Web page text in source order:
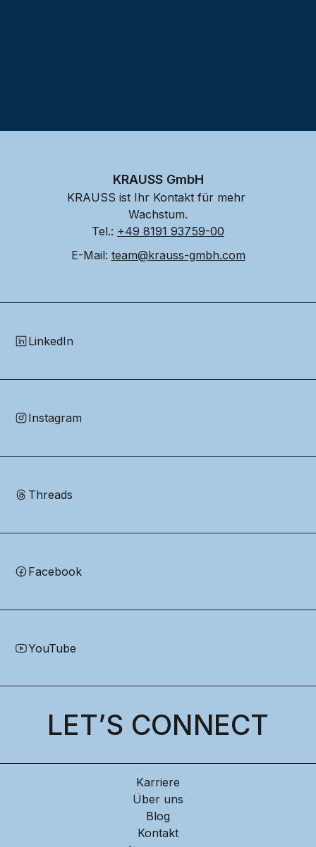
KRAUSS GmbH
KRAUSS ist Ihr Kontakt für mehr
Wachstum.
Tel.: +49 8191 93759-00
E-Mail: team@krauss-gmbh.com
LinkedIn
Instagram
Threads
Facebook
YouTube
LET’S CONNECT
Karriere
Über uns
Blog
Kontakt